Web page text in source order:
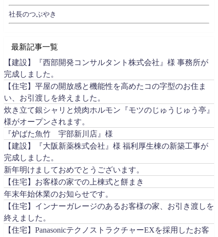
社長のつぶやき
最新記事一覧
【建設】『西部開発コンサルタント株式会社』様 事務所が
完成しました。
【住宅】平屋の開放感と機能性を高めたコの字型のお住ま
い、お引渡しを終えました。
炊き立て銀シャリと焼肉ホルモン『モツのじゅうじゅう亭』
様がオープンされます。
『炉ばた魚竹 宇部新川店』様
【建設】『大阪新薬株式会社』様 福利厚生棟の新築工事が
完成しました。
新年明けましておめでとうございます。
【住宅】お客様の家での上棟式と餅まき
年末年始休業のお知らせです。
【住宅】インナーガレージのあるお客様の家、お引き渡しを
終えました。
【住宅】PanasonicテクノストラクチャーEXを採用したお客